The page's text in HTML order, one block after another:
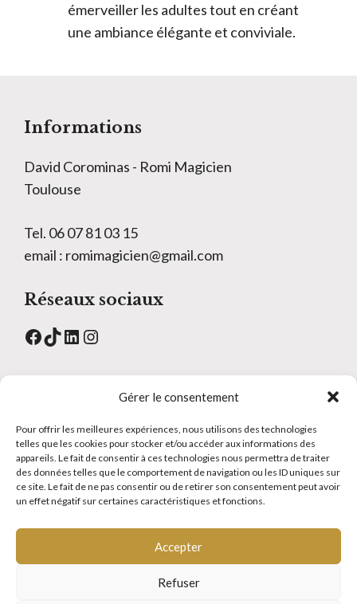
Gérer le consentement
Pour offrir les meilleures expériences, nous utilisons des technologies
telles que les cookies pour stocker et/ou accéder aux informations des
appareils. Le fait de consentir à ces technologies nous permettra de traiter
des données telles que le comportement de navigation ou les ID uniques sur
ce site. Le fait de ne pas consentir ou de retirer son consentement peut avoir
un effet négatif sur certaines caractéristiques et fonctions.
Accepter
Refuser
émerveiller les adultes tout en créant
une ambiance élégante et conviviale.
Informations
David Corominas - Romi Magicien
Toulouse
Tel. 06 07 81 03 15
email : romimagicien@gmail.com
Réseaux sociaux
Facebook TikTok LinkedIn Instagram
Contact
Atelier magie
FAQS
Glossaire